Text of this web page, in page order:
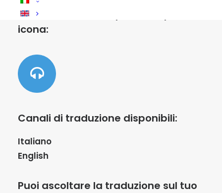
nelle sessioni che riportano questa
icona:
Canali di traduzione disponibili:
Italiano
English
Puoi ascoltare la traduzione sul tuo